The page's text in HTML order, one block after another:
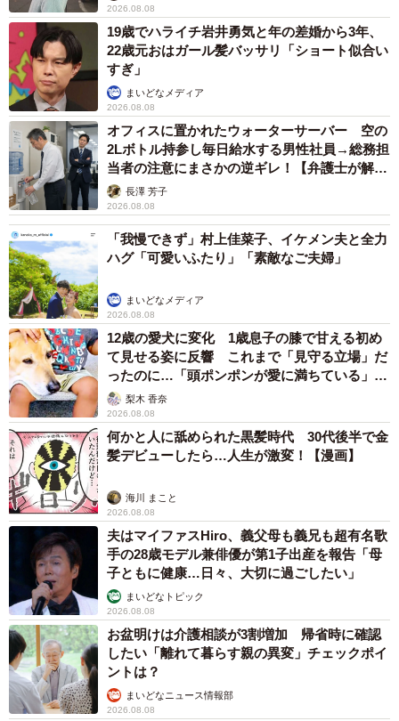
園生活」実現なるか
井二 かける
2026.08.08
プチバズしたママ友とのLINEスクショ うっ
かり電話番号を流出させちゃった！ 激怒する
友人 慰謝料の相場はいくらですか【弁護士が
解説】長澤 芳子
2026.08.08
「テレビより私を見て？」パパの目の前に陣取
る犬に1.4万いいね あまりにも健気な熱烈ア
ピールのちょっと切ない結末
梨木 香奈
2026.08.08
ボロボロで不細工なおじいちゃん猫に一目惚
すと「おじ猫」だって可愛くなったよ！
鶴野 浩己
2026.08.08
「夏休みはたくさん働いてほしい」と職場から
頼まれた高2息子 バイトで稼ぎすぎると扶養
を外れて税金や保険料が上がる？【FPが解
説】もくもくライターズ
2026.08.08
ターに異変 眉間にできた深いしわ、「急に老
けた？」【漫画】
海川 まこと
2026.08.08
赤ちゃんが気になる？ひょっこり顔を出す2匹
の猫の愛らしさに悶絶…！ 「こんなかわいい
構図あります？」「ベストショットすぎる！」
梨木 香奈
2026.08.08
酔って転んでアザだらけ ネイルも折れて超悲
惨 ケガが絶えない夜のお仕事 「病院代」と
数万円を渡す神客も！【現役キャストに取材】